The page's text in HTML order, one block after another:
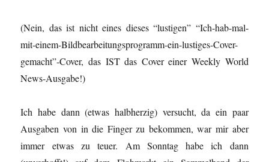
(Nein, das ist nicht eines dieses “lustigen” “Ich-hab-mal-
mit-einem-Bildbearbeitungsprogramm-ein-lustiges-Cover-
gemacht”-Cover, das IST das Cover einer Weekly World
News-Ausgabe!)
Ich habe dann (etwas halbherzig) versucht, da ein paar
Ausgaben von in die Finger zu bekommen, war mir aber
immer etwas zu teuer. Am Sonntag habe ich dann